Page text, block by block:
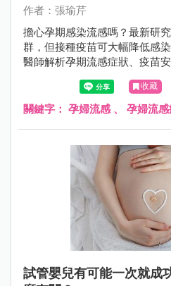
作者：張瑜芹
擔心孕期感染流感嗎？最新研
群，但接種疫苗可大幅降低感
醫師解析孕期流感症狀、疫苗
診斷到照護策略，提供完整防
公費疫苗資格、接種時機、防
收藏
關鍵字： 孕婦流感 、 孕婦流
試管嬰兒有可能一次就成